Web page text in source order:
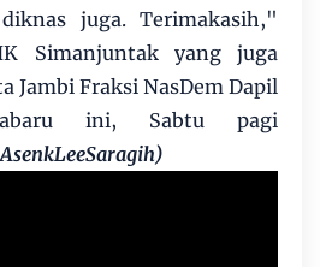
juga. Terimakasih,"
Simanjuntak yang juga
Jambi Fraksi NasDem Dapil
ini, Sabtu pagi